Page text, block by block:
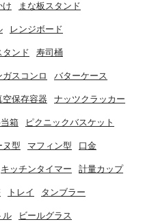
け まな板スタンド
レンジボード
タンド 寿司桶
ガスコンロ バターケース
空保存容器 ナッツクラッカー
箱 ピクニックバスケット
ヌ型 マフィン型 口金
キッチンタイマー 計量カップ
トレイ タンブラー
ル ビールグラス